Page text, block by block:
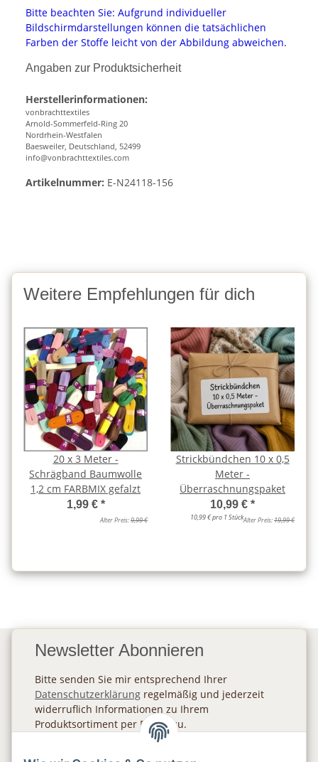
Bitte beachten Sie: Aufgrund individueller
Bildschirmdarstellungen können die tatsächlichen
Farben der Stoffe leicht von der Abbildung abweichen.
Angaben zur Produktsicherheit
Herstellerinformationen:
vonbrachttextiles
Arnold-Sommerfeld-Ring 20
Nordrhein-Westfalen
Baesweiler, Deutschland, 52499
info@vonbrachttextiles.com
Artikelnummer: E-N24118-156
Weitere Empfehlungen für dich
20 x 3 Meter -
Schrägband Baumwolle
1,2 cm FARBMIX gefalzt
1,99 € *
Alter Preis:9,99 €
Strickbündchen 10 x 0,5
Meter -
Überraschnungspaket
10,99 € *
10,99 € pro 1 StückAlter Preis:19,99 €
Newsletter Abonnieren
Bitte senden Sie mir entsprechend Ihrer
Datenschutzerklärung regelmäßig und jederzeit
widerruflich Informationen zu Ihrem
Produktsortiment per E-Mail zu.